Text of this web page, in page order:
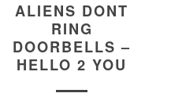
ALIENS DONT
RING
DOORBELLS –
HELLO 2 YOU